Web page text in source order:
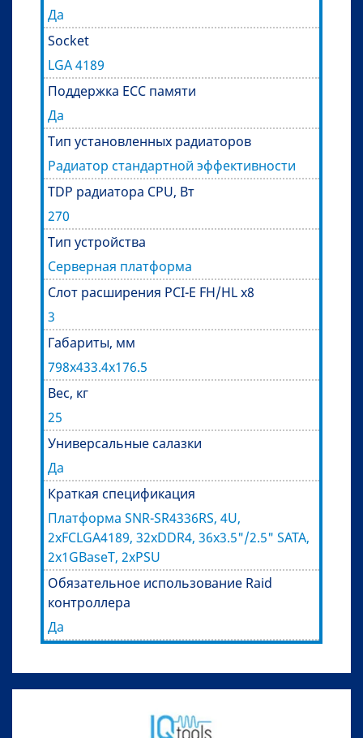
Да
Socket
LGA 4189
Поддержка ECC памяти
Да
Тип установленных радиаторов
Радиатор стандартной эффективности
TDP радиатора CPU, Вт
270
Тип устройства
Серверная платформа
Слот расширения PCI-E FH/HL x8
3
Габариты, мм
798x433.4x176.5
Вес, кг
25
Универсальные салазки
Да
Краткая спецификация
Платформа SNR-SR4336RS, 4U,
2xFCLGA4189, 32xDDR4, 36x3.5"/2.5" SATA,
2x1GBaseT, 2xPSU
Обязательное использование Raid
контроллера
Да